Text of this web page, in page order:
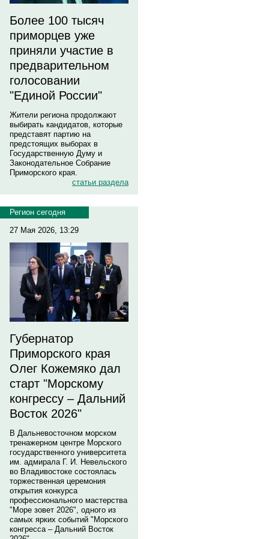
Более 100 тысяч
приморцев уже
приняли участие в
предварительном
голосовании
"Единой России"
Жители региона продолжают
выбирать кандидатов, которые
представят партию на
предстоящих выборах в
Государственную Думу и
Законодательное Собрание
Приморского края.
статьи раздела
Регион сегодня
27 Мая 2026, 13:29
Губернатор
Приморского края
Олег Кожемяко дал
старт "Морскому
конгрессу – Дальний
Восток 2026"
В Дальневосточном морском
тренажерном центре Морского
государственного университета
им. адмирала Г. И. Невельского
во Владивостоке состоялась
торжественная церемония
открытия конкурса
профессионального мастерства
"Море зовет 2026", одного из
самых ярких событий "Морского
конгресса – Дальний Восток